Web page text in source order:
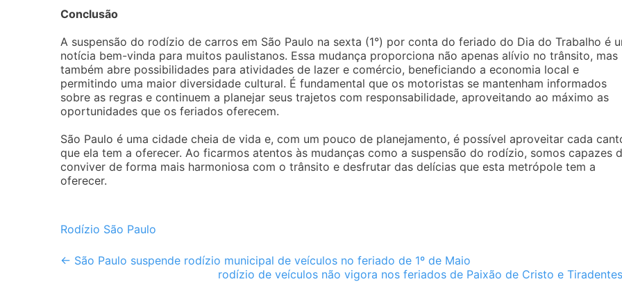
Conclusão
A suspensão do rodízio de carros em São Paulo na sexta (1°) por conta do feriado do Dia do Trabalho é
notícia bem-vinda para muitos paulistanos. Essa mudança proporciona não apenas alívio no trânsito, mas
também abre possibilidades para atividades de lazer e comércio, beneficiando a economia local e
permitindo uma maior diversidade cultural. É fundamental que os motoristas se mantenham informados
sobre as regras e continuem a planejar seus trajetos com responsabilidade, aproveitando ao máximo as
oportunidades que os feriados oferecem.
São Paulo é uma cidade cheia de vida e, com um pouco de planejamento, é possível aproveitar cada
que ela tem a oferecer. Ao ficarmos atentos às mudanças como a suspensão do rodízio, somos capazes
conviver de forma mais harmoniosa com o trânsito e desfrutar das delícias que esta metrópole tem a
oferecer.
Rodízio São Paulo
Post
← São Paulo suspende rodízio municipal de veículos no feriado de 1º de Maio
rodízio de veículos não vigora nos feriados de Paixão de Cristo e Tiradentes